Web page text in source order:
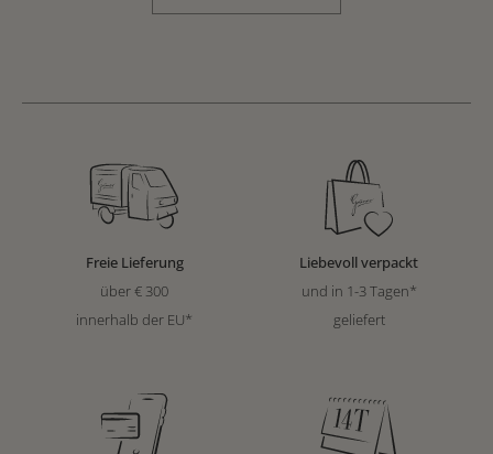
Freie Lieferung
über € 300
innerhalb der EU*
Liebevoll verpackt
und in 1-3 Tagen*
geliefert